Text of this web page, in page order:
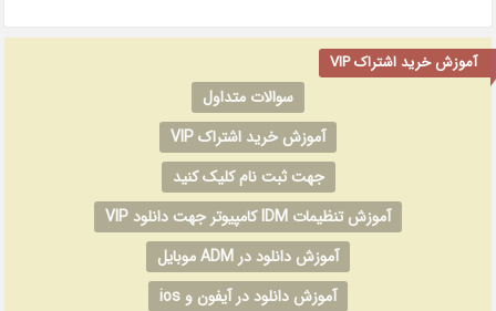
آموزش خرید اشتراک VIP
سوالات متداول
آموزش خرید اشتراک VIP
جهت ثبت نام کلیک کنید
آموزش تنظیمات IDM کامپیوتر جهت دانلود VIP
آموزش دانلود در ADM موبایل
آموزش دانلود در آیفون و ios